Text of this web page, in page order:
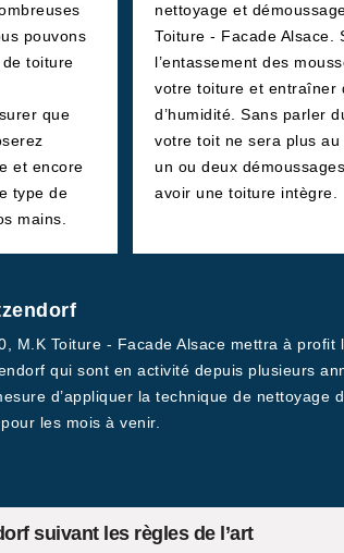
pouvons
toiture
que
et encore
type de
mains.
nettoyage et
Toiture - Facade Alsace.
l’entassement des
votre toiture et entraîner
d’humidité. Sans parler
votre toit ne sera plus
un ou deux
avoir une toiture intègre.
M.K Toiture - Facade Alsace mettra à profit
qui sont en activité depuis plusieurs
d’appliquer la technique de nettoyage
les mois à venir.
suivant les règles de l’art